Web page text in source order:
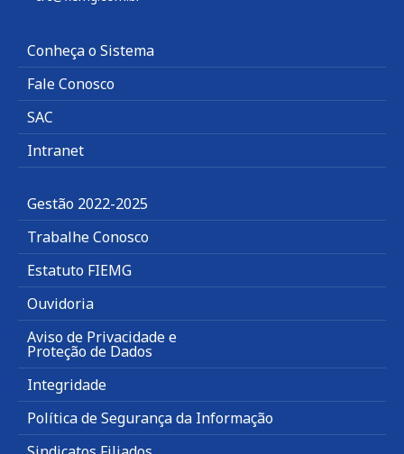
Conheça o Sistema
Fale Conosco
SAC
Intranet
Gestão 2022-2025
Trabalhe Conosco
Estatuto FIEMG
Ouvidoria
Aviso de Privacidade e
Proteção de Dados
Integridade
Política de Segurança da Informação